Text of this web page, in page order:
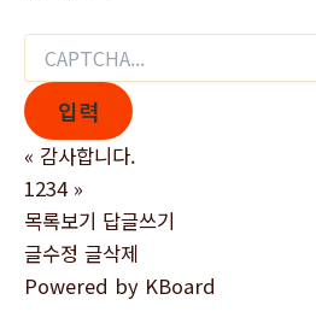
« 감사합니다.
1234 »
목록보기 답글쓰기
글수정 글삭제
Powered by KBoard